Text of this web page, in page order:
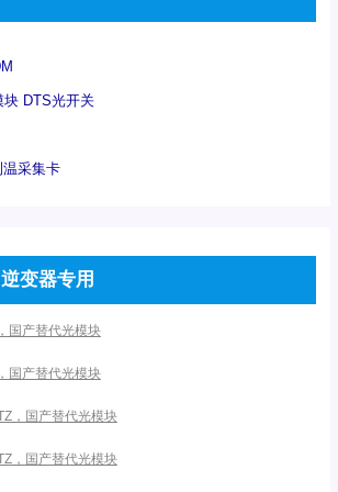
DTS光开关
采集卡
变器专用
国产替代光模块
国产替代光模块
，国产替代光模块
，国产替代光模块